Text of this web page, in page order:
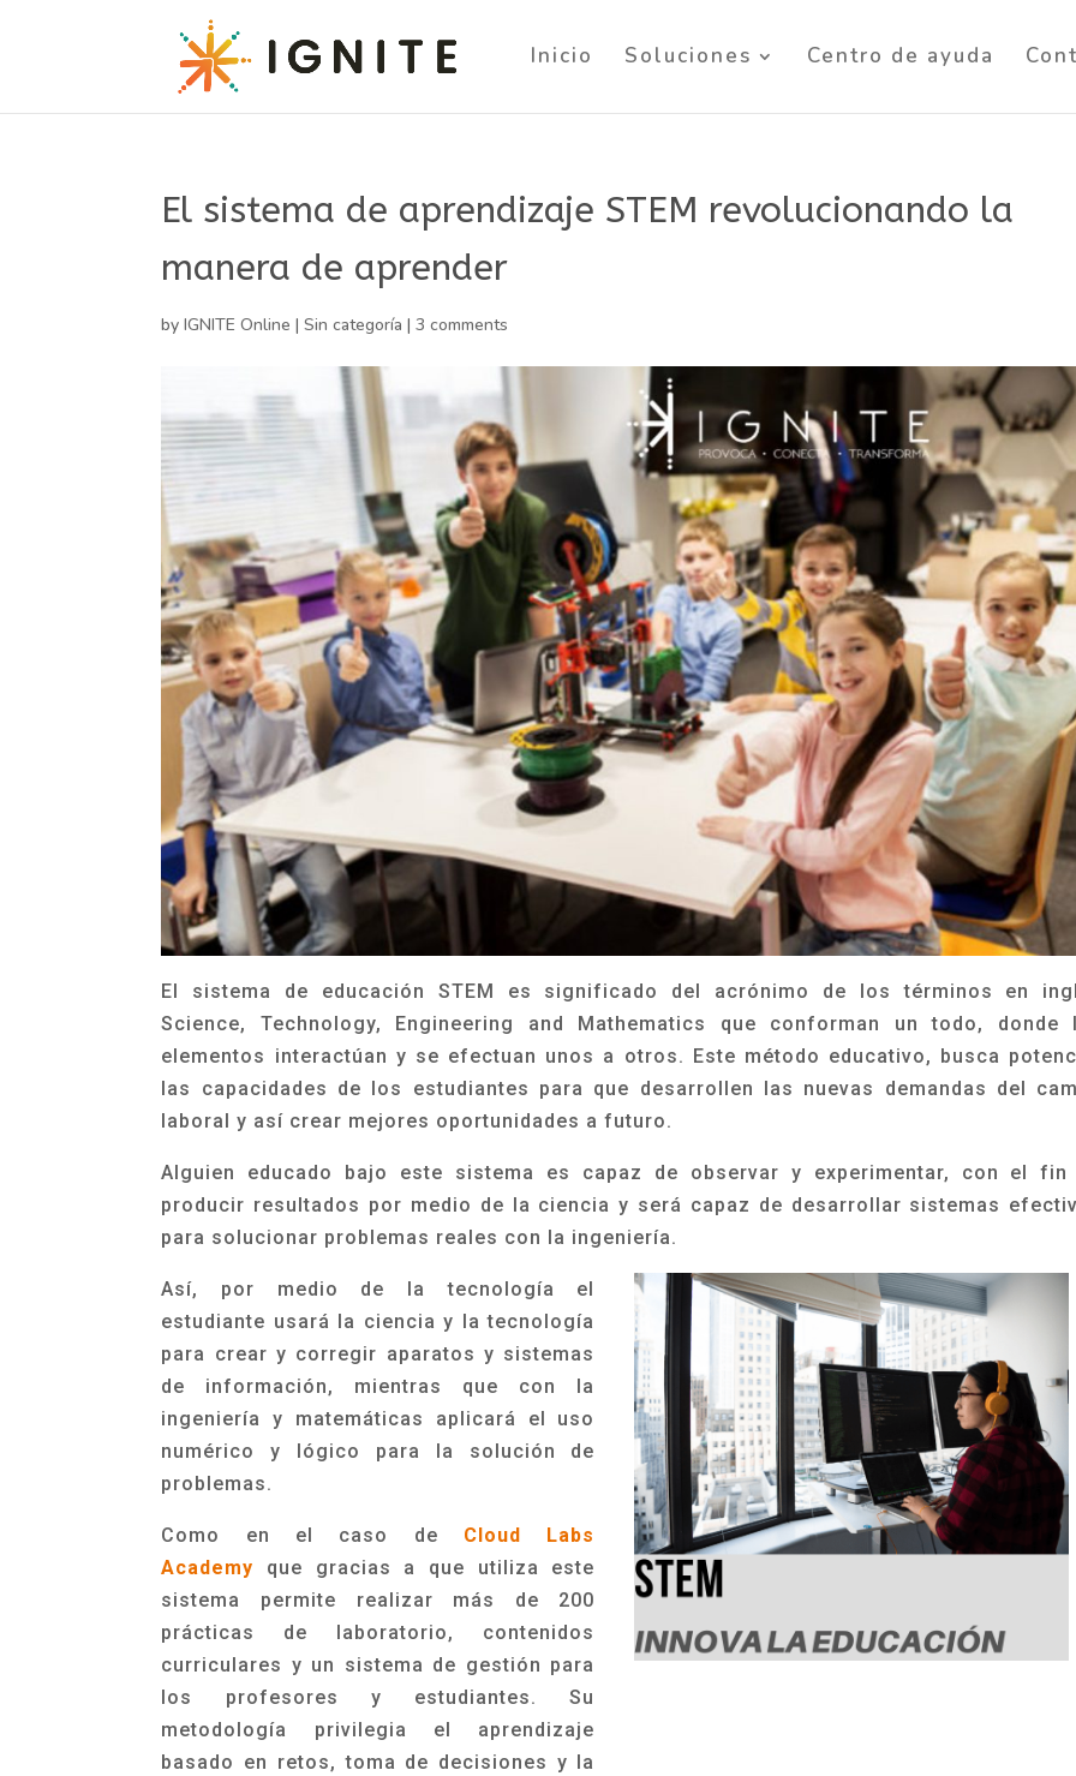
Inicio Soluciones Centro de ayuda
El sistema de aprendizaje STEM revolucionando la
manera de aprender
byIGNITE Online |Sin categoría |3 comments
El sistema de educación STEM es significado del acrónimo de los términos en
Science, Technology, Engineering and Mathematics que conforman un todo, donde
elementos interactúan y se efectuan unos a otros. Este método educativo, busca
las capacidades de los estudiantes para que desarrollen las nuevas demandas del
laboral y así crear mejores oportunidades a futuro.
Alguien educado bajo este sistema es capaz de observar y experimentar, con el fin
producir resultados por medio de la ciencia y será capaz de desarrollar sistemas
para solucionar problemas reales con la ingeniería.
Así, por medio de la tecnología el
estudiante usará la ciencia y la tecnología
para crear y corregir aparatos y sistemas
de información, mientras que con la
ingeniería y matemáticas aplicará el uso
numérico y lógico para la solución de
problemas.
Como en el caso de Cloud Labs
Academy que gracias a que utiliza este
sistema permite realizar más de 200
prácticas de laboratorio, contenidos
curriculares y un sistema de gestión para
los profesores y estudiantes. Su
metodología privilegia el aprendizaje
basado en retos, toma de decisiones y la